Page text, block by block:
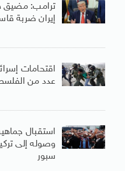
ترامب: مضيق
إيران ضربة
اقتحامات
عدد من
استقبال
وصوله إلى
سبور